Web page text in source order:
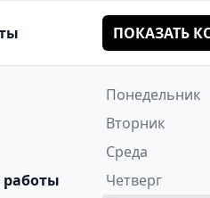
ПОКАЗАТЬ
Понедельник
Вторник
Среда
Четверг